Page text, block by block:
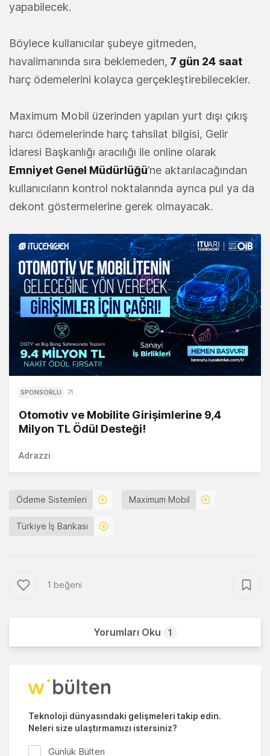
yapabilecek.
Böylece kullanıcılar şubeye gitmeden,
havalimanında sıra beklemeden, 7 gün 24 saat
harç ödemelerini kolayca gerçekleştirebilecekler.
Maximum Mobil üzerinden yapılan yurt dışı çıkış
harcı ödemelerinde harç tahsilat bilgisi, Gelir
İdaresi Başkanlığı aracılığı ile online olarak
Emniyet Genel Müdürlüğü’ne aktarılacağından
kullanıcıların kontrol noktalarında ayrıca pul ya da
dekont göstermelerine gerek olmayacak.
SPONSORLU
Otomotiv ve Mobilite Girişimlerine 9,4
Milyon TL Ödül Desteği!
Adrazzi
Ödeme Sistemleri Maximum Mobil
Türkiye İş Bankası
1 beğeni
Yorumları Oku 1
Teknoloji dünyasındaki gelişmeleri takip edin.
Neleri size ulaştırmamızı istersiniz?
Günlük Bülten